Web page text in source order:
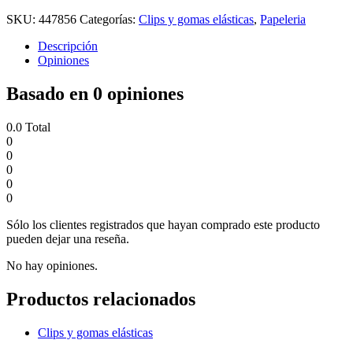
SKU: 447856 Categorías: Clips y gomas elásticas, Papeleria
Descripción
Opiniones
Basado en 0 opiniones
0.0 Total
0
0
0
0
0
Sólo los clientes registrados que hayan comprado este producto
pueden dejar una reseña.
No hay opiniones.
Productos relacionados
Clips y gomas elásticas